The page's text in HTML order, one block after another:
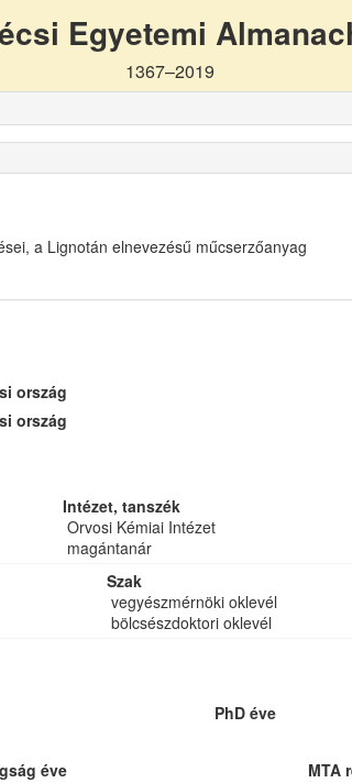
Egyetemi
1367–2019
a Lignotán elnevezésű műcserzőanyag
ország
ország
Intézet, tanszék
Orvosi Kémiai Intézet
magántanár
Szak
vegyészmérnöki oklevél
bölcsészdoktori oklevél
PhD éve
éve
MTA